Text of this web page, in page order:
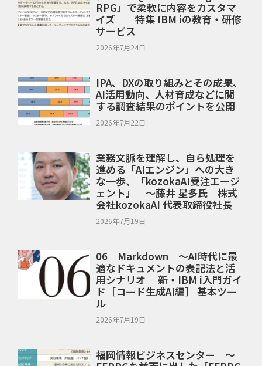
RPG」で柔軟に内容をカスタマ
イズ ｜特集 IBM iの教育・研修
サービス
2026年7月24日
IPA、DXの取り組みとその成果、
AI活用動向、人材育成などに関
する調査結果のポイントを公開
2026年7月22日
業務文脈を理解し、自ら処理を
進める「AIエンジン」への大き
な一歩、「kozokaAI受注エージ
ェント」 ～藤井 星多氏 株式
会社kozokaAI 代表取締役社長
2026年7月19日
06 Markdown ～AI時代に最
適なドキュメントの表記法と活
用シナリオ ｜新・IBM i入門ガイ
ド［コード生成AI編］ 基本ツー
ル
2026年7月19日
福岡情報ビジネスセンター ～